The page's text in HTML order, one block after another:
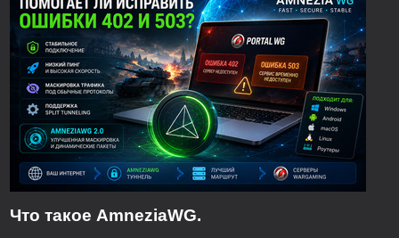
Что такое AmneziaWG.